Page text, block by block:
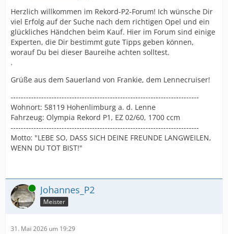
Herzlich willkommen im Rekord-P2-Forum! Ich wünsche Dir
viel Erfolg auf der Suche nach dem richtigen Opel und ein
glückliches Händchen beim Kauf. Hier im Forum sind einige
Experten, die Dir bestimmt gute Tipps geben können,
worauf Du bei dieser Baureihe achten solltest.
.
Grüße aus dem Sauerland von Frankie, dem Lennecruiser!
--------------------------------------------------------------------------
Wohnort: 58119 Hohenlimburg a. d. Lenne
Fahrzeug: Olympia Rekord P1, EZ 02/60, 1700 ccm
--------------------------------------------------------------------------
Motto: "LEBE SO, DASS SICH DEINE FREUNDE LANGWEILEN,
WENN DU TOT BIST!"
Online Johannes_P2
Meister
31. Mai 2026 um 19:29